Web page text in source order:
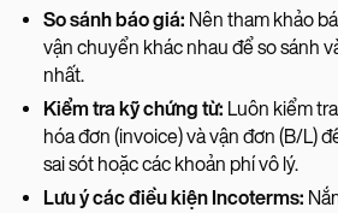
So sánh báo giá: Nên tham khảo
vận chuyển khác nhau để so sánh
nhất.
Kiểm tra kỹ chứng từ: Luôn kiểm
hóa đơn (invoice) và vận đơn (B/L)
sai sót hoặc các khoản phí vô lý.
Lưu ý các điều kiện Incoterms: